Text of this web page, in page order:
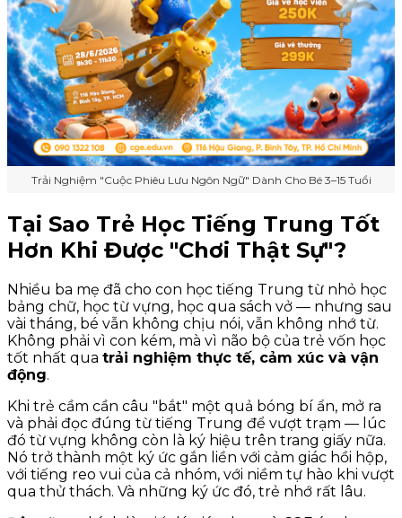
Trải Nghiệm "Cuộc Phiêu Lưu Ngôn Ngữ" Dành Cho Bé 3–15 Tuổi
Tại Sao Trẻ Học Tiếng Trung Tốt
Hơn Khi Được "Chơi Thật Sự"?
Nhiều ba mẹ đã cho con học tiếng Trung từ nhỏ học
bảng chữ, học từ vựng, học qua sách vở — nhưng sau
vài tháng, bé vẫn không chịu nói, vẫn không nhớ từ.
Không phải vì con kém, mà vì não bộ của trẻ vốn học
tốt nhất qua trải nghiệm thực tế, cảm xúc và vận
động.
Khi trẻ cầm cần câu "bắt" một quả bóng bí ẩn, mở ra
và phải đọc đúng từ tiếng Trung để vượt trạm — lúc
đó từ vựng không còn là ký hiệu trên trang giấy nữa.
Nó trở thành một ký ức gắn liền với cảm giác hồi hộp,
với tiếng reo vui của cả nhóm, với niềm tự hào khi vượt
qua thử thách. Và những ký ức đó, trẻ nhớ rất lâu.